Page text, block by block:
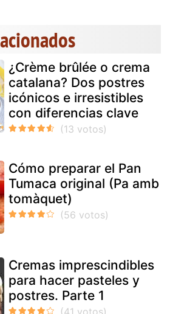
¿Crème brûlée o crema
catalana? Dos postres
icónicos e irresistibles
con diferencias clave
Cómo preparar el Pan
Tumaca original (Pa amb
tomàquet)
Cremas imprescindibles
para hacer pasteles y
postres. Parte 1